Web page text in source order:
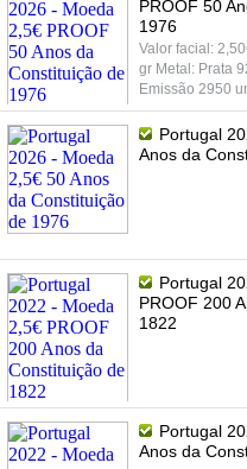
PROOF 50
1976
Valor facial:
gr Metal: Prata
Emissão 2950
Portugal
Anos da
Portugal
PROOF 200
1822
Portugal
Anos da